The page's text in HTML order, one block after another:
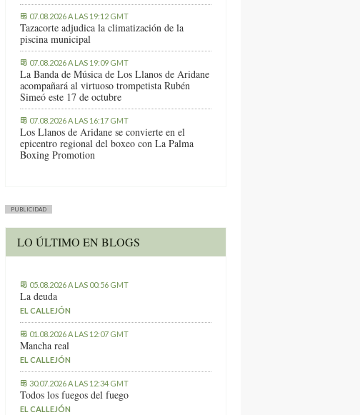
07.08.2026 A LAS 19:12 GMT
Tazacorte adjudica la climatización de la
piscina municipal
07.08.2026 A LAS 19:09 GMT
La Banda de Música de Los Llanos de Aridane
acompañará al virtuoso trompetista Rubén
Simeó este 17 de octubre
07.08.2026 A LAS 16:17 GMT
Los Llanos de Aridane se convierte en el
epicentro regional del boxeo con La Palma
Boxing Promotion
PUBLICIDAD
LO ÚLTIMO EN BLOGS
05.08.2026 A LAS 00:56 GMT
La deuda
EL CALLEJÓN
01.08.2026 A LAS 12:07 GMT
Mancha real
EL CALLEJÓN
30.07.2026 A LAS 12:34 GMT
Todos los fuegos del fuego
EL CALLEJÓN